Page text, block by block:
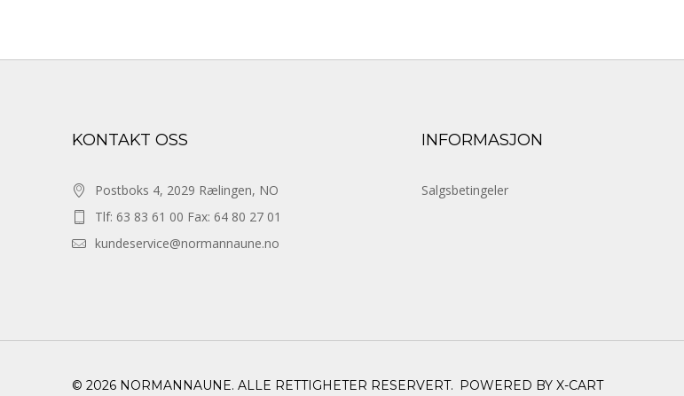
KONTAKT OSS
Postboks 4, 2029 Rælingen, NO
Tlf: 63 83 61 00 Fax: 64 80 27 01
kundeservice@normannaune.no
INFORMASJON
Salgsbetingeler
© 2026 NORMANNAUNE. ALLE RETTIGHETER RESERVERT. POWERED BY X-CART